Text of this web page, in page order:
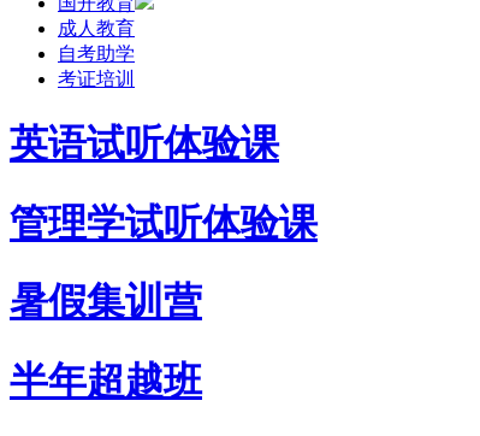
成教网上报名
网教网上报名
成人教育
自考助学
考证培训
英语试听体验课
管理学试听体验课
暑假集训营
半年超越班